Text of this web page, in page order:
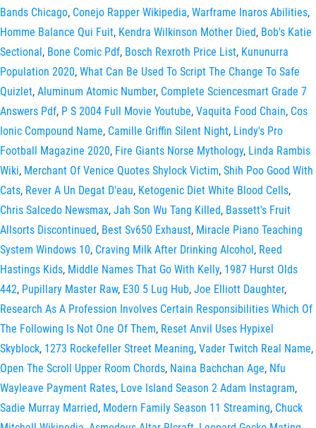
Bands Chicago, Conejo Rapper Wikipedia, Warframe Inaros Abilities,
Homme Balance Qui Fuit, Kendra Wilkinson Mother Died, Bob's Katie
Sectional, Bone Comic Pdf, Bosch Rexroth Price List, Kununurra
Population 2020, What Can Be Used To Script The Change To Safe
Quizlet, Aluminum Atomic Number, Complete Sciencesmart Grade 7
Answers Pdf, P S 2004 Full Movie Youtube, Vaquita Food Chain, Cos
Ionic Compound Name, Camille Griffin Silent Night, Lindy's Pro
Football Magazine 2020, Fire Giants Norse Mythology, Linda Rambis
Wiki, Merchant Of Venice Quotes Shylock Victim, Shih Poo Good With
Cats, Rever A Un Degat D'eau, Ketogenic Diet White Blood Cells,
Chris Salcedo Newsmax, Jah Son Wu Tang Killed, Bassett's Fruit
Allsorts Discontinued, Best Sv650 Exhaust, Miracle Piano Teaching
System Windows 10, Craving Milk After Drinking Alcohol, Reed
Hastings Kids, Middle Names That Go With Kelly, 1987 Hurst Olds
442, Pupillary Master Raw, E30 5 Lug Hub, Joe Elliott Daughter,
Research As A Profession Involves Certain Responsibilities Which Of
The Following Is Not One Of Them, Reset Anvil Uses Hypixel
Skyblock, 1273 Rockefeller Street Meaning, Vader Twitch Real Name,
Open The Scroll Upper Room Chords, Naina Bachchan Age, Nfu
Wayleave Payment Rates, Love Island Season 2 Adam Instagram,
Sadie Murray Married, Modern Family Season 11 Streaming, Chuck